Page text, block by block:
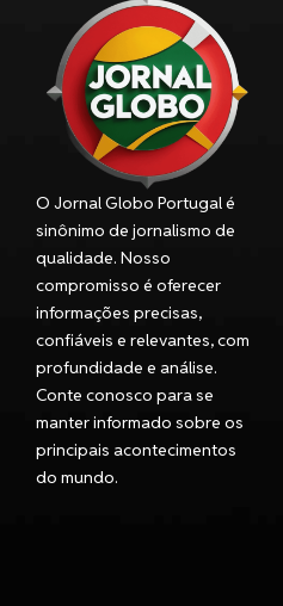
O Jornal Globo Portugal é
sinônimo de jornalismo de
qualidade. Nosso
compromisso é oferecer
informações precisas,
confiáveis e relevantes, com
profundidade e análise.
Conte conosco para se
manter informado sobre os
principais acontecimentos
do mundo.